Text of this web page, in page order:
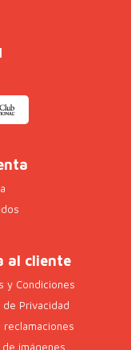
al cliente
y Condiciones
de Privacidad
reclamaciones
de imágenes